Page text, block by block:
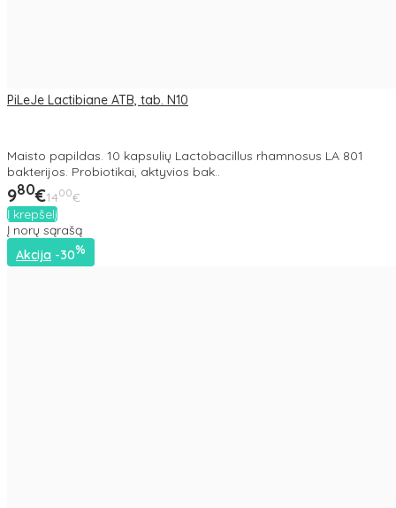
PiLeJe Lactibiane ATB, tab. N10
Maisto papildas. 10 kapsulių Lactobacillus rhamnosus LA 801
bakterijos. Probiotikai, aktyvios bak..
980€1400€
Į krepšelį
Į norų sąrašą
Akcija -30%